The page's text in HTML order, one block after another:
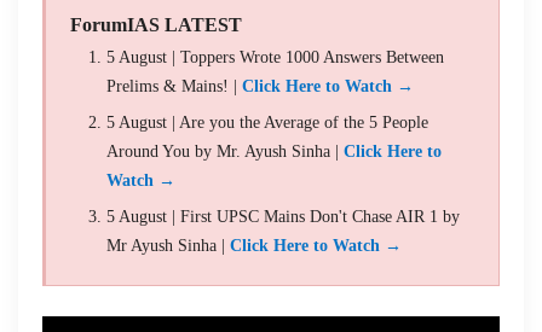
ForumIAS LATEST
5 August | Toppers Wrote 1000 Answers Between
Prelims & Mains! | Click Here to Watch →
5 August | Are you the Average of the 5 People
Around You by Mr. Ayush Sinha | Click Here to
Watch →
5 August | First UPSC Mains Don't Chase AIR 1 by
Mr Ayush Sinha | Click Here to Watch →